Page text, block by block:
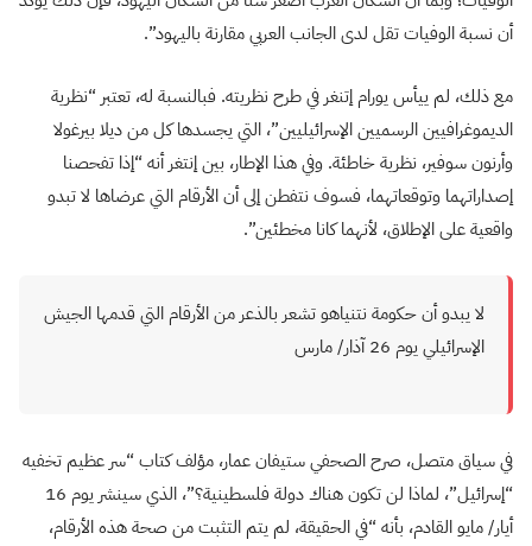
أن نسبة الوفيات تقل لدى الجانب العربي مقارنة باليهود”.
مع ذلك، لم ييأس يورام إتنغر في طرح نظريته. فبالنسبة له، تعتبر “نظرية
الديموغرافيين الرسميين الإسرائيليين”، التي يجسدها كل من ديلا بيرغولا
وأرنون سوفير، نظرية خاطئة. وفي هذا الإطار، بين إنتغر أنه “إذا تفحصنا
إصداراتهما وتوقعاتهما، فسوف نتفطن إلى أن الأرقام التي عرضاها لا تبدو
واقعية على الإطلاق، لأنهما كانا مخطئين”.
لا يبدو أن حكومة نتنياهو تشعر بالذعر من الأرقام التي قدمها الجيش
الإسرائيلي يوم 26 آذار/ مارس
في سياق متصل، صرح الصحفي ستيفان عمار، مؤلف كتاب “سر عظيم تخفيه
“إسرائيل”، لماذا لن تكون هناك دولة فلسطينية؟”، الذي سينشر يوم 16
أيار/ مايو القادم، بأنه “في الحقيقة، لم يتم التثبت من صحة هذه الأرقام،